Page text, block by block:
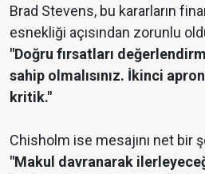
Brad Stevens, bu kararların
esnekliği açısından zorunlu
"Doğru fırsatları
sahip olmalısınız. İkinci
kritik."
Chisholm ise mesajını net bir
"Makul davranarak